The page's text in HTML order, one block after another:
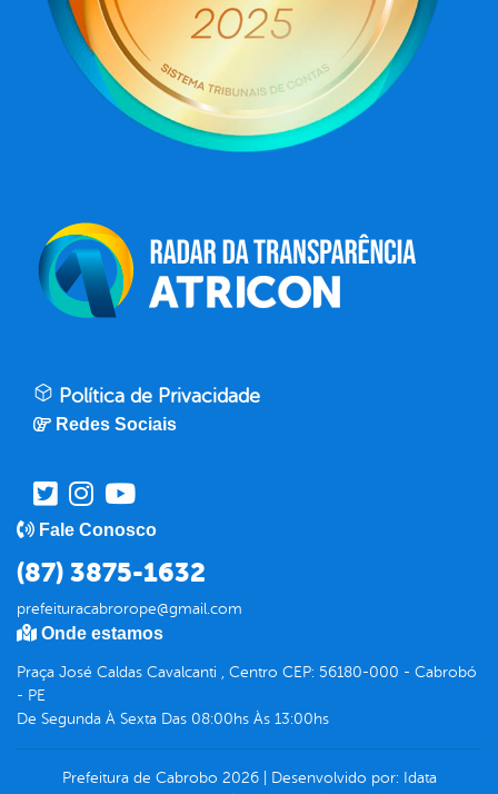
Política de Privacidade
Redes Sociais
Fale Conosco
(87) 3875-1632
prefeituracabrorope@gmail.com
Onde estamos
Praça José Caldas Cavalcanti , Centro CEP: 56180-000 - Cabrobó
- PE
De Segunda À Sexta Das 08:00hs Às 13:00hs
Prefeitura de Cabrobo 2026| Desenvolvido por: Idata